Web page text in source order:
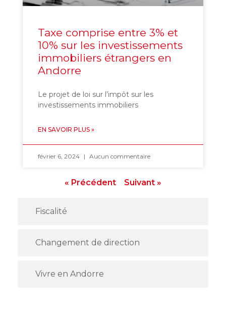
Fiscalité
Changement de direction
Vivre en Andorre
Taxe comprise entre 3% et
10% sur les investissements
immobiliers étrangers en
Andorre
Le projet de loi sur l’impôt sur les
investissements immobiliers
EN SAVOIR PLUS »
février 6, 2024 Aucun commentaire
« Précédent Suivant »